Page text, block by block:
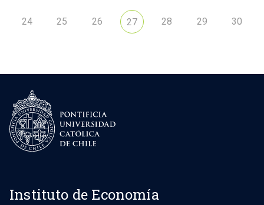
24 25 26 27 28 29 30
Instituto de Economía